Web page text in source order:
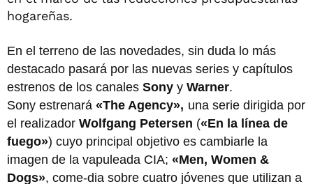
hogareñas.
En el terreno de las novedades, sin duda lo más
destacado pasará por las nuevas series y capítulos
estrenos de los canales Sony y Warner.
Sony estrenará «The Agency», una serie dirigida por
el realizador Wolfgang Petersen («En la línea de
fuego») cuyo principal objetivo es cambiarle la
imagen de la vapuleada CIA; «Men, Women &
Dogs», come-dia sobre cuatro jóvenes que utilizan a